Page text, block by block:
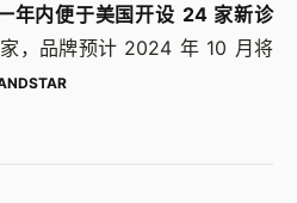
年内便于美国开设 24 家新诊
，品牌预计 2024 年 10 月将